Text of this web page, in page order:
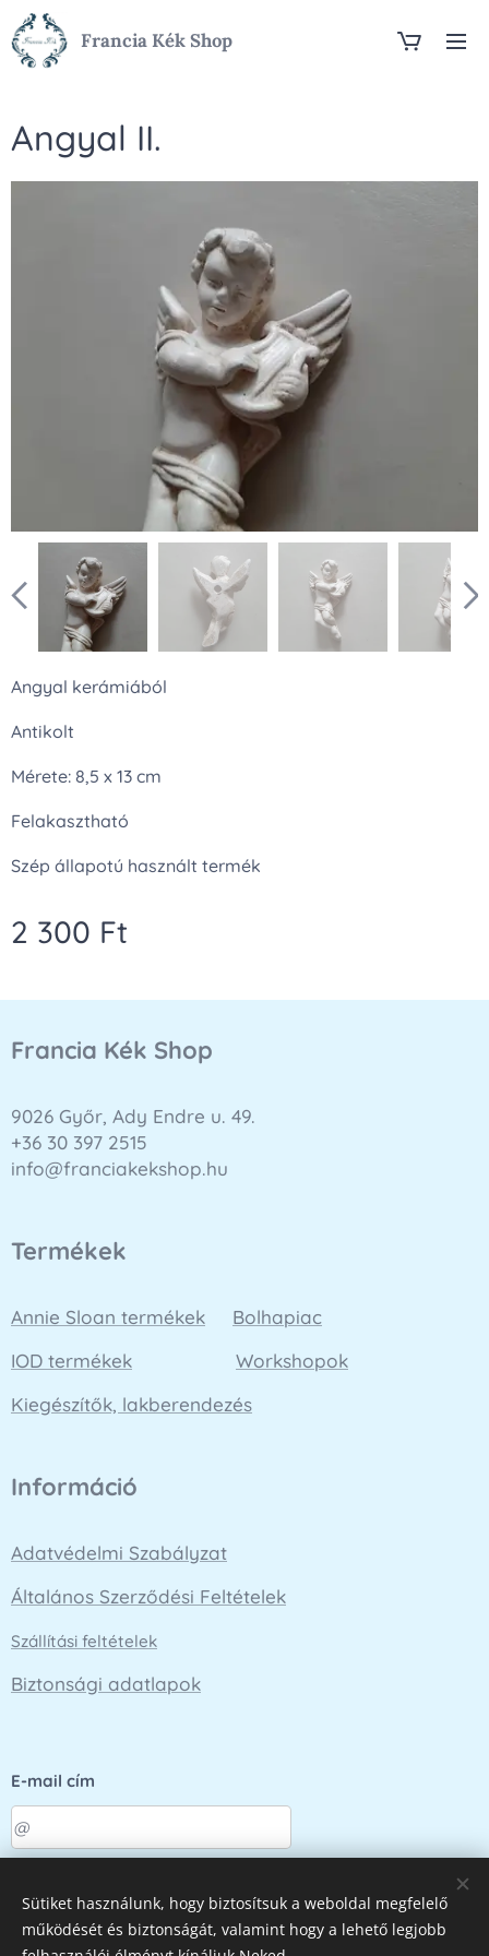
Francia Kék Shop
Angyal II.
Angyal kerámiából
Antikolt
Mérete: 8,5 x 13 cm
Felakasztható
Szép állapotú használt termék
2 300 Ft
Francia Kék Shop
9026 Győr, Ady Endre u. 49.
+36 30 397 2515
info@franciakekshop.hu
Termékek
Annie Sloan termékek
Bolhapiac
IOD termékek
Workshopok
Kiegészítők, lakberendezés
Információ
Adatvédelmi Szabályzat
Általános Szerződési Feltételek
Szállítási feltételek
Biztonsági adatlapok
E-mail cím
Küldés
Sütiket használunk, hogy biztosítsuk a weboldal megfelelő
működését és biztonságát, valamint hogy a lehető legjobb